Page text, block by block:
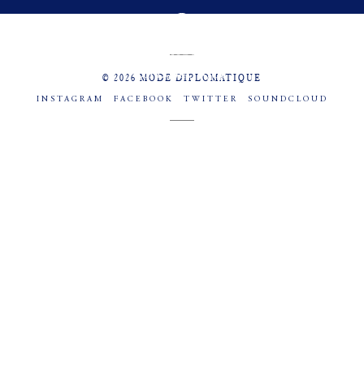
© 2026 MODE DIPLOMATIQUE
INSTAGRAM FACEBOOK TWITTER SOUNDCLOUD